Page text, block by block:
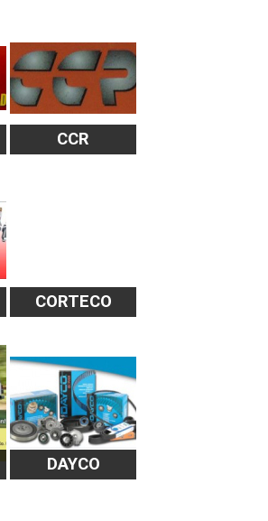
CCR
CORTECO
DAYCO